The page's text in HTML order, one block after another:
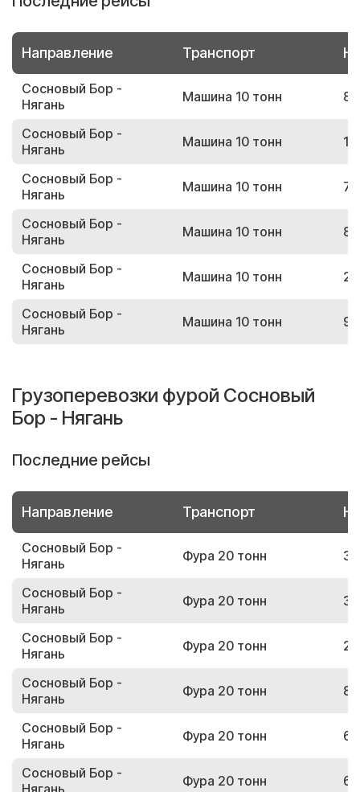
Направление Транспорт
Сосновый Бор -
Нягань
Машина 10 тонн
Сосновый Бор -
Нягань
Машина 10 тонн
Сосновый Бор -
Нягань
Машина 10 тонн
Сосновый Бор -
Нягань
Машина 10 тонн
Сосновый Бор -
Нягань
Машина 10 тонн
Сосновый Бор -
Нягань
Машина 10 тонн
Грузоперевозки фурой Сосновый
Бор - Нягань
Последние рейсы
Направление Транспорт
Сосновый Бор -
Нягань
Фура 20 тонн
Сосновый Бор -
Нягань
Фура 20 тонн
Сосновый Бор -
Нягань
Фура 20 тонн
Сосновый Бор -
Нягань
Фура 20 тонн
Сосновый Бор -
Нягань
Фура 20 тонн
Сосновый Бор -
Нягань
Фура 20 тонн